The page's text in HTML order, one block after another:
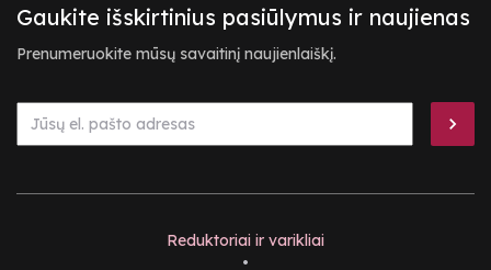
Gaukite išskirtinius pasiūlymus ir naujienas
Prenumeruokite mūsų savaitinį naujienlaiškį.
Reduktoriai ir varikliai
•